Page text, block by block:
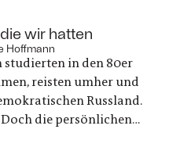
nichts weniger als die
Eine
Ermittlung beginnt
wir hatten
Hoffmann
studierten in den 80er
reisten umher und
Russland.
die persönlichen